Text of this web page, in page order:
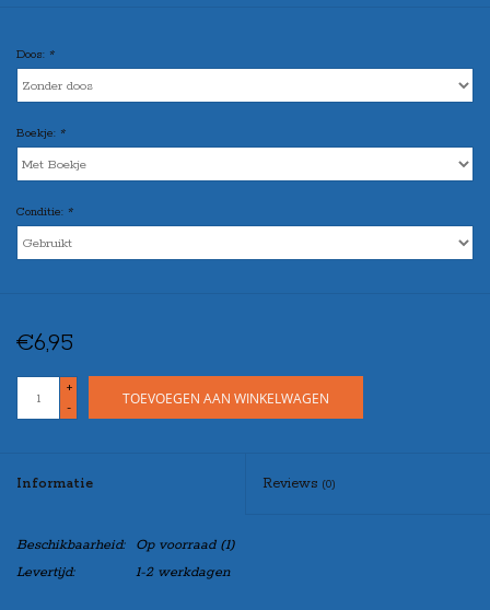
Doos: *
Boekje: *
Conditie: *
€6,95
+
-
TOEVOEGEN AAN WINKELWAGEN
Informatie Reviews (0)
Beschikbaarheid: Op voorraad(1)
Levertijd:
1-2 werkdagen